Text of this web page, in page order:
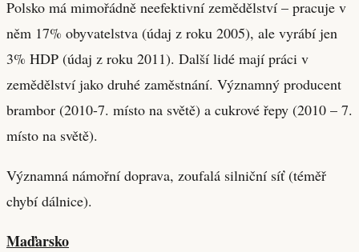
Polsko má mimořádně neefektivní zemědělství – pracuje v
něm 17% obyvatelstva (údaj z roku 2005), ale vyrábí jen
3% HDP (údaj z roku 2011). Další lidé mají práci v
zemědělství jako druhé zaměstnání. Významný producent
brambor (2010-7. místo na světě) a cukrové řepy (2010 – 7.
místo na světě).
Významná námořní doprava, zoufalá silniční síť (téměř
chybí dálnice).
Maďarsko